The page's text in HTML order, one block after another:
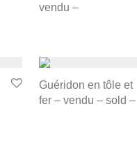
vendu –
Guéridon en tôle et
fer – vendu – sold –